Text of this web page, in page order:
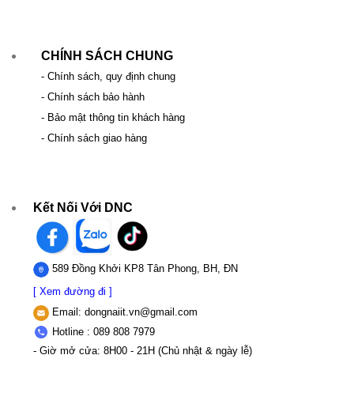
CHÍNH SÁCH CHUNG
- Chính sách, quy định chung
- Chính sách bảo hành
- Bảo mật thông tin khách hàng
- Chính sách giao hàng
Kết Nối Với DNC
589 Đồng Khởi KP8 Tân Phong, BH, ĐN
[ Xem đường đi ]
Email: dongnaiit.vn@gmail.com
Hotline : 089 808 7979
- Giờ mở cửa: 8H00 - 21H (Chủ nhật & ngày lễ)